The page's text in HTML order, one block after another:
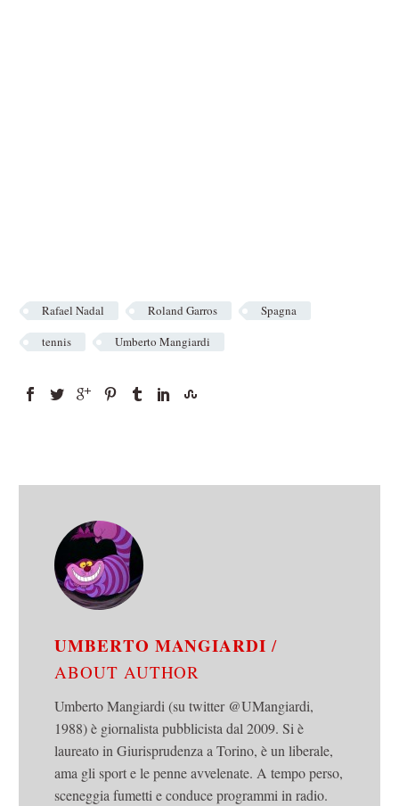
Rafael Nadal Roland Garros
Spagna
tennis
Umberto Mangiardi
UMBERTO MANGIARDI/
ABOUT AUTHOR
Umberto Mangiardi (su twitter @UMangiardi,
1988) è giornalista pubblicista dal 2009. Si è
laureato in Giurisprudenza a Torino, è un liberale,
ama gli sport e le penne avvelenate. A tempo perso,
sceneggia fumetti e conduce programmi in radio.